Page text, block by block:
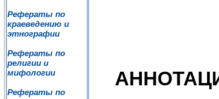
Рефераты по
краеведению и
этнографии
Рефераты по
религии и
мифологии
Рефераты по